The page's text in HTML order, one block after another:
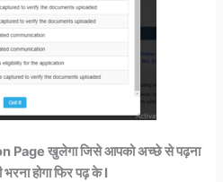
Page खुलेगा जिसे आपको अच्छे से पढ़ना
भरना होगा फिर पढ़ के I